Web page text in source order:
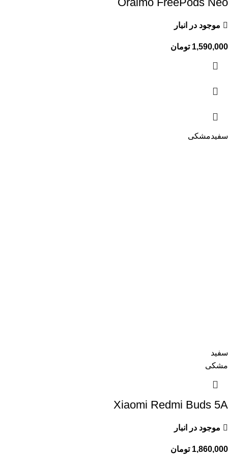
موجود در انبار
1,590,000 تومان
سفیدمشکی
سفید
مشکی
Xiaomi Redmi Buds 5A
موجود در انبار
1,860,000 تومان